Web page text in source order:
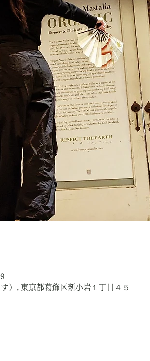
）, 東京都葛飾区新小岩１丁目４５